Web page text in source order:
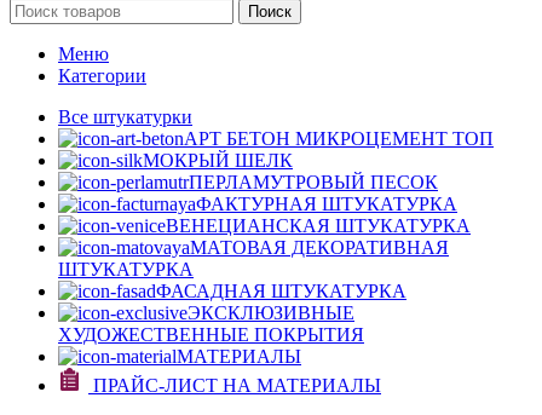
Поиск
Меню
Категории
Все штукатурки
АРТ БЕТОН МИКРОЦЕМЕНТ ТОП
МОКРЫЙ ШЕЛК
ПЕРЛАМУТРОВЫЙ ПЕСОК
ФАКТУРНАЯ ШТУКАТУРКА
ВЕНЕЦИАНСКАЯ ШТУКАТУРКА
МАТОВАЯ ДЕКОРАТИВНАЯ
ШТУКАТУРКА
ФАСАДНАЯ ШТУКАТУРКА
ЭКСКЛЮЗИВНЫЕ
ХУДОЖЕСТВЕННЫЕ ПОКРЫТИЯ
МАТЕРИАЛЫ
ПРАЙС-ЛИСТ НА МАТЕРИАЛЫ